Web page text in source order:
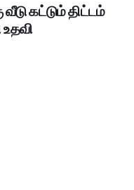
கட்டும் திட்டம்
உதவி